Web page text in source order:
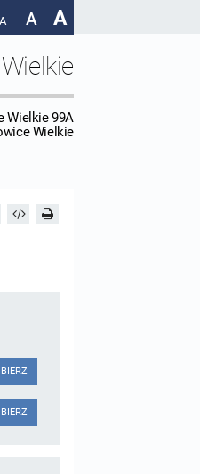
A A A
Wielkie 99A
Wielkie